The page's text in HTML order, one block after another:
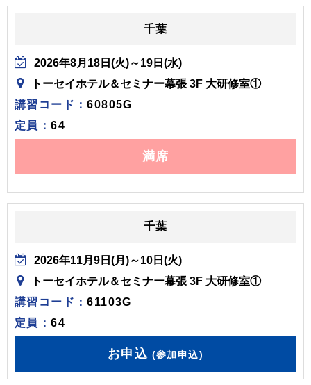
千葉
2026年8月18日(火)～19日(水)
トーセイホテル＆セミナー幕張 3F 大研修室①
講習コード：60805G
定員：64
満席
千葉
2026年11月9日(月)～10日(火)
トーセイホテル＆セミナー幕張 3F 大研修室①
講習コード：61103G
定員：64
お申込 (参加申込)